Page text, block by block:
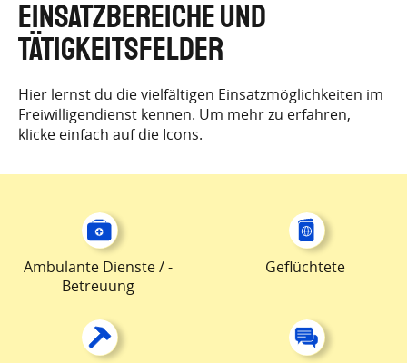
EINSATZBEREICHE UND
TÄTIGKEITSFELDER
Hier lernst du die vielfältigen Einsatzmöglichkeiten im
Freiwilligendienst kennen. Um mehr zu erfahren,
klicke einfach auf die Icons.
Ambulante Dienste / -
Betreuung
Geflüchtete